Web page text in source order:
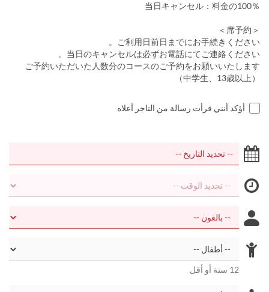
当日キャンセル：料金の100％
＜席予約＞
ご利用日前日までにお手続きください。
当日のキャンセルは必ずお電話にてご連絡ください。
ご予約いただいた人数分のコースのご予約をお願いいたします
（中学生、13歳以上）
أؤكد أنني قرأت رسالة من التاجر أعلاه
12 سنة أو أقل